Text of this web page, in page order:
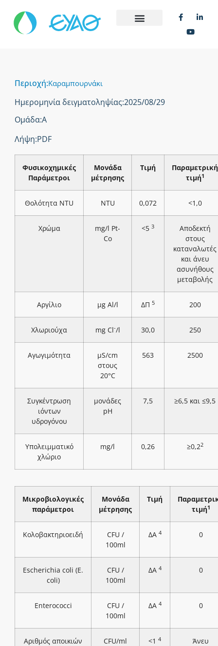
Περιοχή:Καραμπουρνάκι
Ημερομηνία δειγματοληψίας:2025/08/29
Ομάδα:Α
Λήψη:PDF
Φυσικοχημικές
Παράμετροι
Μονάδα
μέτρησης
Τιμή
Παραμετρική
τιμή1
Θολότητα NTU NTU 0,072 <1,0
Χρώμα
mg/l Pt-
Co
<5 3
Αποδεκτή
στους
καταναλωτές
και άνευ
ασυνήθους
μεταβολής
Αργίλιο μg Al/l ΔΠ 5 200
Χλωριούχα mg Cl-/l 30,0 250
Αγωγιμότητα
μS/cm
στους
20°C
563 2500
Συγκέντρωση
ιόντων
υδρογόνου
μονάδες
pH
7,5 ≥6,5 και ≤9,5
Υπολειμματικό
χλώριο
mg/l 0,26 ≥0,22
Μικροβιολογικές
παράμετροι
Μονάδα
μέτρησης
Τιμή
τιμή1
Κολοβακτηριοειδή
CFU /
100ml
ΔΑ 4 0
Escherichia coli (E.
coli)
CFU /
100ml
ΔΑ 4 0
Enterococci
CFU /
100ml
ΔΑ 4 0
Αριθμός αποικιών
CFU/ml <1 4
Άνευ